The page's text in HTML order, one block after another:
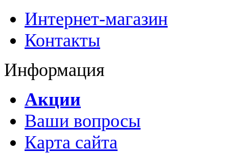
Интернет-магазин
Контакты
Информация
Акции
Ваши вопросы
Карта сайта